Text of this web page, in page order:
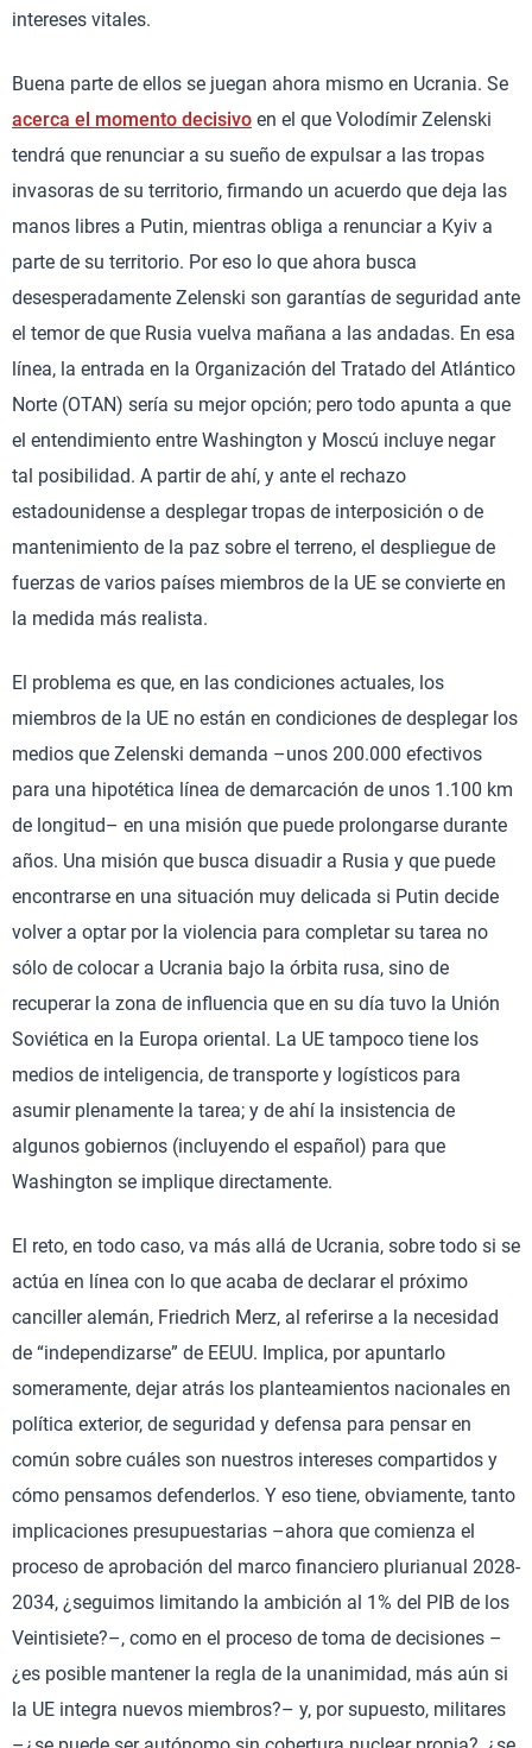
intereses vitales.
Buena parte de ellos se juegan ahora mismo en Ucrania. Se
acerca el momento decisivo en el que Volodímir Zelenski
tendrá que renunciar a su sueño de expulsar a las tropas
invasoras de su territorio, firmando un acuerdo que deja las
manos libres a Putin, mientras obliga a renunciar a Kyiv a
parte de su territorio. Por eso lo que ahora busca
desesperadamente Zelenski son garantías de seguridad ante
el temor de que Rusia vuelva mañana a las andadas. En esa
línea, la entrada en la Organización del Tratado del Atlántico
Norte (OTAN) sería su mejor opción; pero todo apunta a que
el entendimiento entre Washington y Moscú incluye negar
tal posibilidad. A partir de ahí, y ante el rechazo
estadounidense a desplegar tropas de interposición o de
mantenimiento de la paz sobre el terreno, el despliegue de
fuerzas de varios países miembros de la UE se convierte en
la medida más realista.
El problema es que, en las condiciones actuales, los
miembros de la UE no están en condiciones de desplegar los
medios que Zelenski demanda –unos 200.000 efectivos
para una hipotética línea de demarcación de unos 1.100 km
de longitud– en una misión que puede prolongarse durante
años. Una misión que busca disuadir a Rusia y que puede
encontrarse en una situación muy delicada si Putin decide
volver a optar por la violencia para completar su tarea no
sólo de colocar a Ucrania bajo la órbita rusa, sino de
recuperar la zona de influencia que en su día tuvo la Unión
Soviética en la Europa oriental. La UE tampoco tiene los
medios de inteligencia, de transporte y logísticos para
asumir plenamente la tarea; y de ahí la insistencia de
algunos gobiernos (incluyendo el español) para que
Washington se implique directamente.
El reto, en todo caso, va más allá de Ucrania, sobre todo si se
actúa en línea con lo que acaba de declarar el próximo
canciller alemán, Friedrich Merz, al referirse a la necesidad
de “independizarse” de EEUU. Implica, por apuntarlo
someramente, dejar atrás los planteamientos nacionales en
política exterior, de seguridad y defensa para pensar en
común sobre cuáles son nuestros intereses compartidos y
cómo pensamos defenderlos. Y eso tiene, obviamente, tanto
implicaciones presupuestarias –ahora que comienza el
proceso de aprobación del marco financiero plurianual 2028-
2034, ¿seguimos limitando la ambición al 1% del PIB de los
Veintisiete?–, como en el proceso de toma de decisiones –
¿es posible mantener la regla de la unanimidad, más aún si
la UE integra nuevos miembros?– y, por supuesto, militares